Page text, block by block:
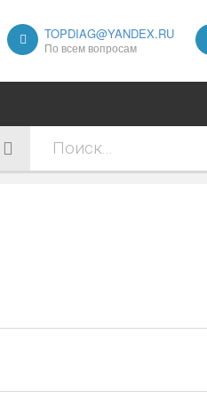
TOPDIAG@YANDEX.RU
По всем вопросам